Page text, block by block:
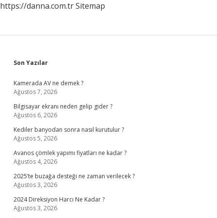
https://danna.com.trSitemap
Sidebar
Son Yazılar
Kamerada AV ne demek ?
Ağustos 7, 2026
Bilgisayar ekranı neden gelip gider ?
Ağustos 6, 2026
Kediler banyodan sonra nasıl kurutulur ?
Ağustos 5, 2026
Avanos çömlek yapımı fiyatları ne kadar ?
Ağustos 4, 2026
2025’te buzağa desteği ne zaman verilecek ?
Ağustos 3, 2026
2024 Direksiyon Harcı Ne Kadar ?
Ağustos 3, 2026